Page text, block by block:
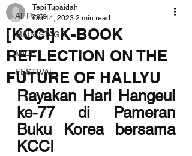
All Posts
MAIN STAGE
MICE
FESTIVAL
[KCCI] K-BOOK
REFLECTION ON THE
FUTURE OF HALLYU
Tepi Tupaidah
Oct 14, 2023 2 min read
Rayakan Hari Hangeul
ke-77 di Pameran
Buku Korea bersama
KCCI